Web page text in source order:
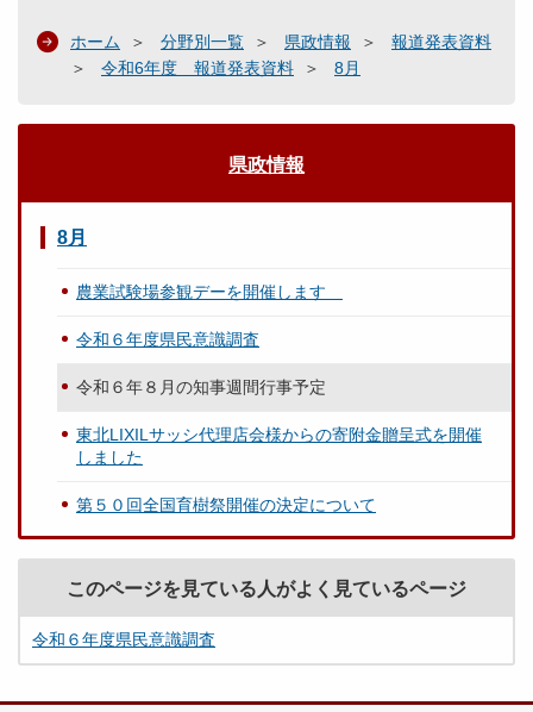
ホーム 分野別一覧 県政情報
報道発表資料
令和6年度 報道発表資料
8月
県政情報
8月
農業試験場参観デーを開催します
令和６年度県民意識調査
令和６年８月の知事週間行事予定
東北LIXILサッシ代理店会様からの寄附金贈呈式を開催
しました
第５０回全国育樹祭開催の決定について
このページを見ている人がよく見ているページ
令和６年度県民意識調査